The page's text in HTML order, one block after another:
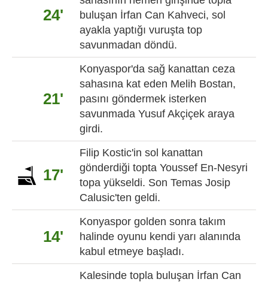
24'
buluşan İrfan Can Kahveci, sol
ayakla yaptığı vuruşta top
savunmadan döndü.
21'
Konyaspor'da sağ kanattan ceza
sahasına kat eden Melih Bostan,
pasını göndermek isterken
savunmada Yusuf Akçiçek araya
girdi.
17'
Filip Kostic'in sol kanattan
gönderdiği topta Youssef En-Nesyri
topa yükseldi. Son Temas Josip
Calusic'ten geldi.
14'
Konyaspor golden sonra takım
halinde oyunu kendi yarı alanında
kabul etmeye başladı.
Kalesinde topla buluşan İrfan Can